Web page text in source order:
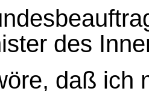
des
daß ich